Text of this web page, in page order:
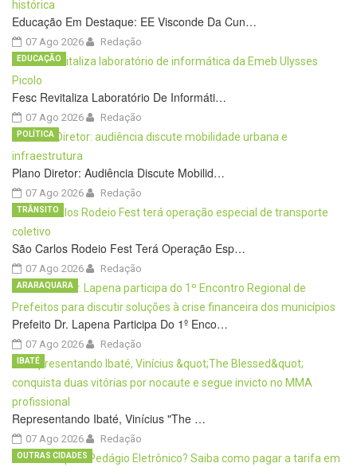
Educação Em Destaque: EE Visconde Da Cun…
07 Ago 2026 Redação
Fesc Revitaliza Laboratório De Informáti…
07 Ago 2026
EDUCAÇÃO
Redação
Plano Diretor: Audiência Discute Mobilid…
07 Ago 2026
POLÍTICA
Redação
São Carlos Rodeio Fest Terá Operação Esp…
07 Ago 2026
TRÂNSITO
Redação
Prefeito Dr. Lapena Participa Do 1º Enco…
07 Ago 2026
ARARAQUARA
Redação
Representando Ibaté, Vinícius "The …
07 Ago 2026
IBATÉ
Redação
OUTRAS CIDADES